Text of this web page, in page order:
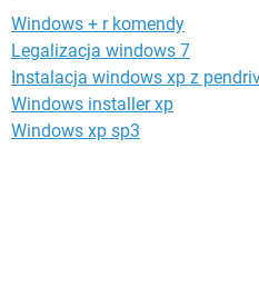
Windows + r komendy
Legalizacja windows 7
Instalacja windows xp z
Windows installer xp
Windows xp sp3